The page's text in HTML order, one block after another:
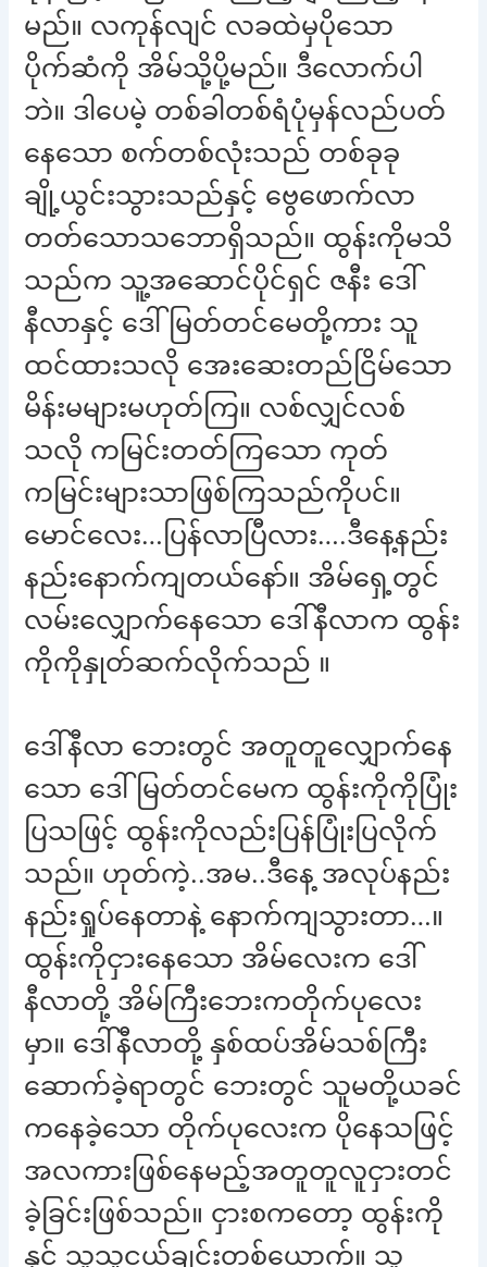
မည်။ လကုန်လျင် လခထဲမှပိုသော
ပိုက်ဆံကို အိမ်သို့ပို့မည်။ ဒီလောက်ပါ
ဘဲ။ ဒါပေမဲ့ တစ်ခါတစ်ရံပုံမှန်လည်ပတ်
နေသော စက်တစ်လုံးသည် တစ်ခုခု
ချို့ယွင်းသွားသည်နှင့် ဗွေဖောက်လာ
တတ်သောသဘောရှိသည်။ ထွန်းကိုမသိ
သည်က သူ့အဆောင်ပိုင်ရှင် ဇနီး ဒေါ်
နီလာနှင့် ဒေါ်မြတ်တင်မေတို့ကား သူ
ထင်ထားသလို အေးဆေးတည်ငြိမ်သော
မိန်းမများမဟုတ်ကြ။ လစ်လျှင်လစ်
သလို ကမြင်းတတ်ကြသော ကုတ်
ကမြင်းများသာဖြစ်ကြသည်ကိုပင်။
မောင်လေး…ပြန်လာပြီလား….ဒီနေ့နည်း
နည်းနောက်ကျတယ်နော်။ အိမ်ရှေ့တွင်
လမ်းလျှောက်နေသော ဒေါ်နီလာက ထွန်း
ကိုကိုနှုတ်ဆက်လိုက်သည် ။
ဒေါ်နီလာ ဘေးတွင် အတူတူလျှောက်နေ
သော ဒေါ်မြတ်တင်မေက ထွန်းကိုကိုပြုံး
ပြသဖြင့် ထွန်းကိုလည်းပြန်ပြုံးပြလိုက်
သည်။ ဟုတ်ကဲ့..အမ..ဒီနေ့ အလုပ်နည်း
နည်းရှုပ်နေတာနဲ့ နောက်ကျသွားတာ…။
ထွန်းကိုငှားနေသော အိမ်လေးက ဒေါ်
နီလာတို့ အိမ်ကြီးဘေးကတိုက်ပုလေး
မှာ။ ဒေါ်နီလာတို့ နှစ်ထပ်အိမ်သစ်ကြီး
ဆောက်ခဲ့ရာတွင် ဘေးတွင် သူမတို့ယခင်
ကနေခဲ့သော တိုက်ပုလေးက ပိုနေသဖြင့်
အလကားဖြစ်နေမည့်အတူတူလူငှားတင်
ခဲ့ခြင်းဖြစ်သည်။ ငှားစကတော့ ထွန်းကို
နှင့် သူ့သူငယ်ချင်းတစ်ယောက်။ သူ့